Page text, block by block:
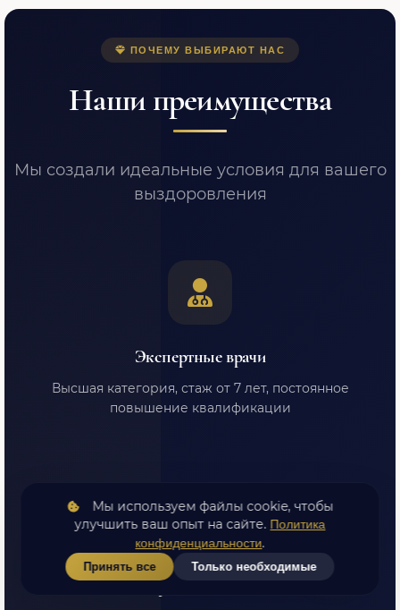
ПОЧЕМУ ВЫБИРАЮТ НАС
Наши преимущества
Мы создали идеальные условия для вашего
выздоровления
Экспертные врачи
Высшая категория, стаж от 7 лет, постоянное
повышение квалификации
Экспресс-диагностика
Мы используем файлы cookie, чтобы
улучшить ваш опыт на сайте. Политика
конфиденциальности.
Принять все Только необходимые